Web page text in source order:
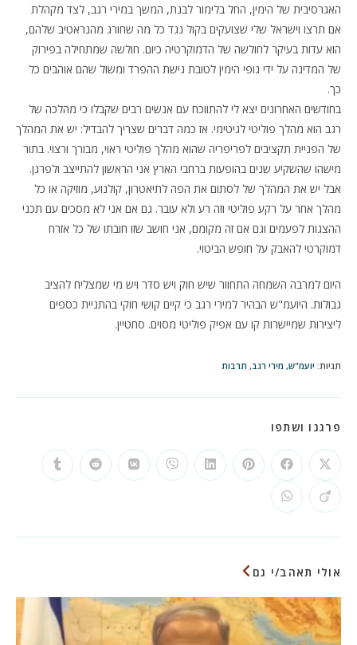
האגרסיבית של הימין, החל בלימור לבנת, המשך במירי רגב, לצד מקהלת
אם תרצו וישראל שלי שצועקים בקול נגד כל מה שחורג מהנראטיב שלהם,
הוא עדות בעיקר לחולשה של הדמוקרטיה כיום. חולשה שמתחילה בפירוק
של המדינה על ידי גופי הימין לטובת גישת ההפרד ומשול שהם אוהבים כל
כך.
בחודשים האחרונים יצא לי להתווכח עם אנשים רבים שקבלו כי מהלכה של
רגב הוא מהלך פוליטי לגיטימי. אז כמה דברים שצריך להבדיל: יש את המהלך
של הפניית תקציבים לפריפריה שהוא מהלך פוליטי ראוי, מבורך ורצוי. בתור
מישהו שהשקיע שנים בהופעות ברחבי הארץ אני הראשון להתייצב ולפרגן.
אבל יש את המהלך של לסתום את הפה לתיאטרון, קולנוע, מוזיקה או כל
מהלך אחר על רקע פוליטי וזה רע ולא עובר. גם אם אני לא מסכים עם תכני
ההצגות לפעמים וגם אם זה מקומם, אני חושב שזו חובתו של כל אזרח
דמוקרטי להאבק על חופש הביטוי.
היום למרבה השמחה התחוור שיש חוק ויש סדר ויש מי שמצליח להציב
גבולות. היועמ"ש הבהיר למירי רגב כי קיים קושי חוקי בהתניית כספים
ליצירות שמיישרות קו עם אפיק פוליטי מסוים. סחטיין.
תגיות: יועמ"ש, מירי רגב, תרבות
פרגנו ושתפו
CONTENT
Opens
in
a
new
window
Opens
in
a
new
window
Opens
in
Opens
in
Opens
in
Opens
in
Opens
in
Opens
in
Opens
in
new
Opens
in
new
אולי תאהב/י גם